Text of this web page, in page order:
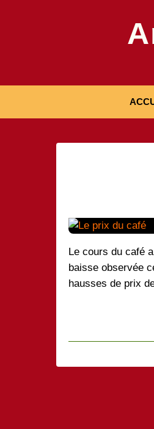
Le cours du café
baisse observée
hausses de prix